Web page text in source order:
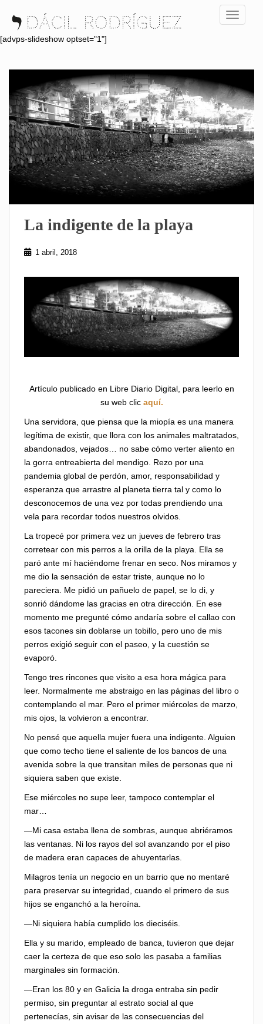
p
[advps-slideshow optset="1"]
La indigente de la playa
1 abril, 2018
Artículo publicado en Libre Diario Digital, para leerlo en
su web clic aquí.
Una servidora, que piensa que la miopía es una manera
legítima de existir, que llora con los animales maltratados,
abandonados, vejados… no sabe cómo verter aliento en
la gorra entreabierta del mendigo. Rezo por una
pandemia global de perdón, amor, responsabilidad y
esperanza que arrastre al planeta tierra tal y como lo
desconocemos de una vez por todas prendiendo una
vela para recordar todos nuestros olvidos.
La tropecé por primera vez un jueves de febrero tras
corretear con mis perros a la orilla de la playa. Ella se
paró ante mí haciéndome frenar en seco. Nos miramos y
me dio la sensación de estar triste, aunque no lo
pareciera. Me pidió un pañuelo de papel, se lo di, y
sonrió dándome las gracias en otra dirección. En ese
momento me pregunté cómo andaría sobre el callao con
esos tacones sin doblarse un tobillo, pero uno de mis
perros exigió seguir con el paseo, y la cuestión se
evaporó.
Tengo tres rincones que visito a esa hora mágica para
leer. Normalmente me abstraigo en las páginas del libro o
contemplando el mar. Pero el primer miércoles de marzo,
mis ojos, la volvieron a encontrar.
No pensé que aquella mujer fuera una indigente. Alguien
que como techo tiene el saliente de los bancos de una
avenida sobre la que transitan miles de personas que ni
siquiera saben que existe.
Ese miércoles no supe leer, tampoco contemplar el
mar…
—Mi casa estaba llena de sombras, aunque abriéramos
las ventanas. Ni los rayos del sol avanzando por el piso
de madera eran capaces de ahuyentarlas.
Milagros tenía un negocio en un barrio que no mentaré
para preservar su integridad, cuando el primero de sus
hijos se enganchó a la heroína.
—Ni siquiera había cumplido los dieciséis.
Ella y su marido, empleado de banca, tuvieron que dejar
caer la certeza de que eso solo les pasaba a familias
marginales sin formación.
—Eran los 80 y en Galicia la droga entraba sin pedir
permiso, sin preguntar al estrato social al que
pertenecías, sin avisar de las consecuencias del